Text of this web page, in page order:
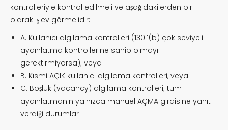
kontrolleriyle kontrol edilmeli ve aşağıdakilerden biri
olarak işlev görmelidir:
A. Kullanıcı algılama kontrolleri (130.1(b) çok seviyeli
aydınlatma kontrollerine sahip olmayı
gerektirmiyorsa); veya
B. Kısmi AÇIK kullanıcı algılama kontrolleri, veya
C. Boşluk (vacancy) algılama kontrolleri; tüm
aydınlatmanın yalnızca manuel AÇMA girdisine yanıt
verdiği durumlar